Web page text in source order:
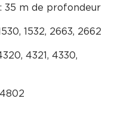
35 m de profondeur
1532, 2663, 2662
4321, 4330,